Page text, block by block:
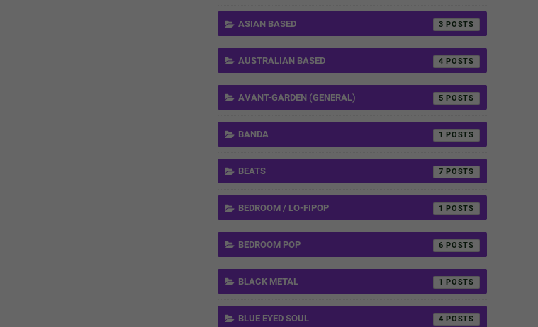
ASIAN BASED 3
AUSTRALIAN BASED 4
AVANT-GARDEN (GENERAL) 5
BANDA 1
BEATS 7
BEDROOM / LO-FIPOP 1
BEDROOM POP 6
BLACK METAL 1
BLUE EYED SOUL 4